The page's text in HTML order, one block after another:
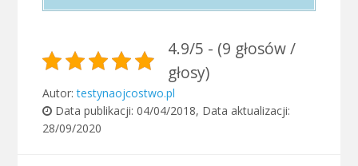
4.9/5 - (9 głosów /
głosy)
Autor:testynaojcostwo.pl
Data publikacji: 04/04/2018, Data aktualizacji:
28/09/2020